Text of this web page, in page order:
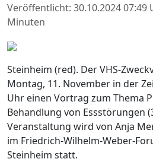
Veröffentlicht: 30.10.2024 07:49
Minuten
Steinheim (red). Der VHS-
Montag, 11. November in der
Uhr einen Vortrag zum Thema
Behandlung von Essstörungen
Veranstaltung wird von Anja
im Friedrich-Wilhelm-Weber-
Steinheim statt.